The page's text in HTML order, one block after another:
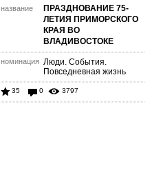
название
ПРАЗДНОВАНИЕ 75-
ЛЕТИЯ ПРИМОРСКОГО
КРАЯ ВО
ВЛАДИВОСТОКЕ
номинация Люди. События.
Повседневная жизнь
35 0 3797